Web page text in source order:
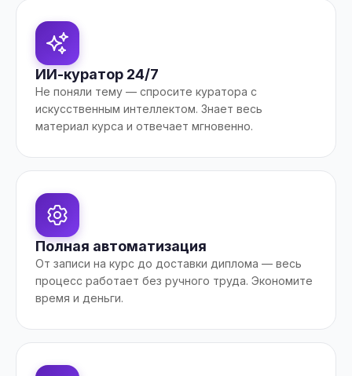
ИИ-куратор 24/7
Не поняли тему — спросите куратора с
искусственным интеллектом. Знает весь
материал курса и отвечает мгновенно.
Полная автоматизация
От записи на курс до доставки диплома — весь
процесс работает без ручного труда. Экономите
время и деньги.